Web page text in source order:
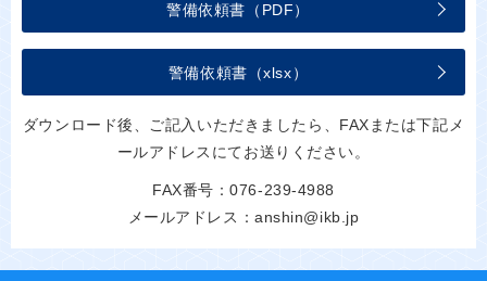
警備依頼書（PDF）
警備依頼書（xlsx）
ダウンロード後、ご記入いただきましたら、FAXまたは下記メ
ールアドレスにてお送りください。
FAX番号：076-239-4988
メールアドレス：anshin@ikb.jp